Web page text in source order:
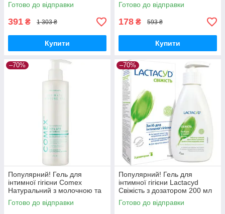
(4820227781911) - Краща
Готово до відправки
391 ₴ 1 303 ₴
Купити
якість тільки на
Готово до відправки
178 ₴ 593 ₴
Купити
–70%
Популярний! Гель для
інтимної гігієни Comex
Натуральний з молочною та
гіалуроновою кислотою 250
мл (4820230953312) - Краща
Готово до відправки
–70%
Популярний! Гель для
інтимної гігієни Lactacyd
Свіжість з дозатором 200 мл
(5391520943195) - Краща
якість тільки на
Готово до відправки